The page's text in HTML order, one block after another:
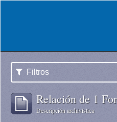
Filtros
Relación de 1
Descripción archivística